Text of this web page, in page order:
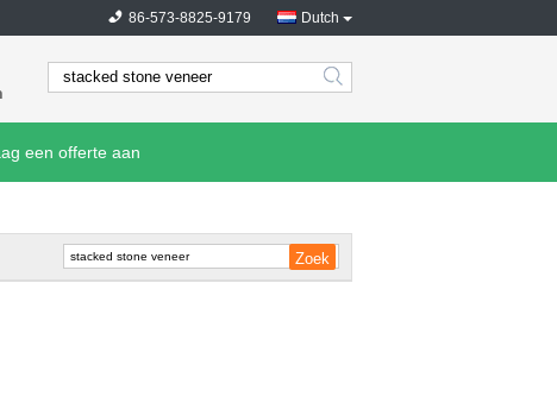
Dutch
86-573-8825-9179
search
een offerte aan